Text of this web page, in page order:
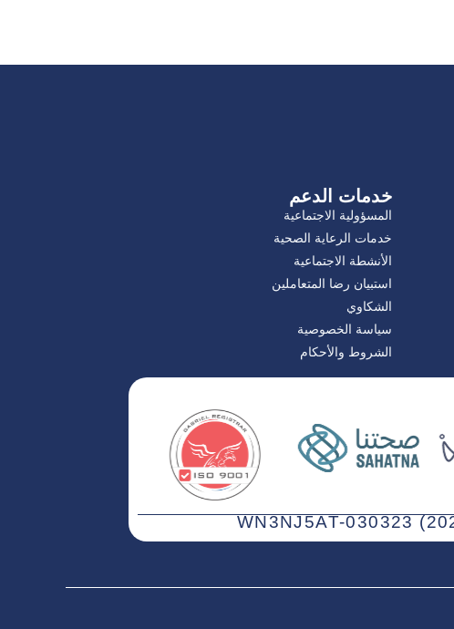
خدمات الدعم
المسؤولية الاجتماعية
خدمات الرعاية الصحية
الأنشطة الاجتماعية
استبيان رضا المتعاملين
الشكاوي
سياسة الخصوصية
الشروط والأحكام